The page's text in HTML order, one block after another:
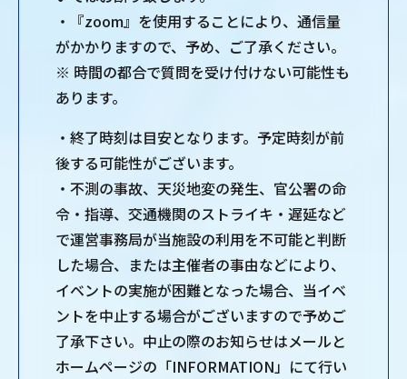
・『zoom』を使用することにより、通信量
がかかりますので、予め、ご了承ください。
※ 時間の都合で質問を受け付けない可能性も
あります。
・終了時刻は目安となります。予定時刻が前
後する可能性がございます。
・不測の事故、天災地変の発生、官公署の命
令・指導、交通機関のストライキ・遅延など
で運営事務局が当施設の利用を不可能と判断
した場合、または主催者の事由などにより、
イベントの実施が困難となった場合、当イベ
ントを中止する場合がございますので予めご
了承下さい。中止の際のお知らせはメールと
ホームページの「INFORMATION」にて行い